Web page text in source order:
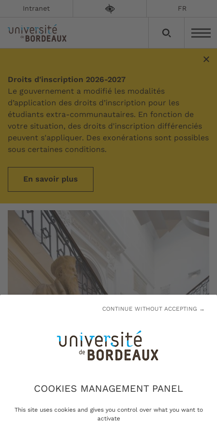
COOKIES MANAGEMENT PANEL
This site uses cookies and gives you control over what you want to
activate
CONTINUE WITHOUT ACCEPTING →
Intranet FR
Droits d'inscription 2026-2027
Le gouvernement a modifié les modalités
d’application des droits d’inscription pour les
étudiants extra-communautaires. En fonction de
votre situation, des droits d'inscription différenciés
peuvent s'appliquer. Des exonérations sont possibles
sous certaines conditions.
En savoir plus
Notre histoire
Mise à jour le :28/06/2022
De la Renaissance au XXIe siècle, l’université
de Bordeaux est riche d’une histoire singulière
influentes en France et en Europe.
L’université de Bordeaux a été fondée par le Pape
sous l’impulsion de